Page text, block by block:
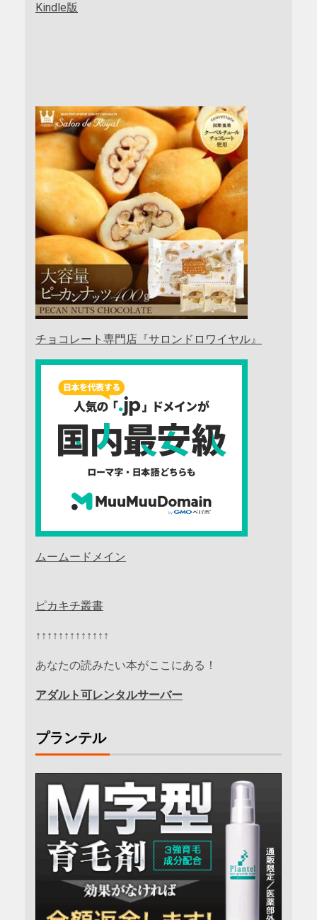
Kindle版
チョコレート専門店『サロンドロワイヤル』
ムームードメイン
ピカキチ叢書
↑↑↑↑↑↑↑↑↑↑↑↑↑
あなたの読みたい本がここにある！
アダルト可レンタルサーバー
プランテル